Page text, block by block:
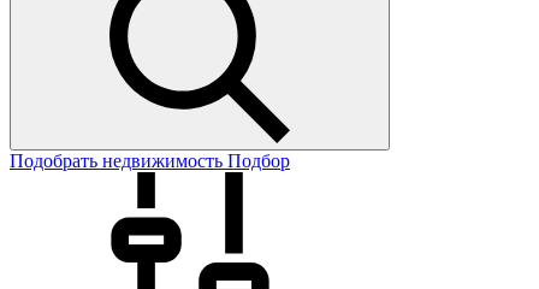
Подобрать недвижимость Подбор